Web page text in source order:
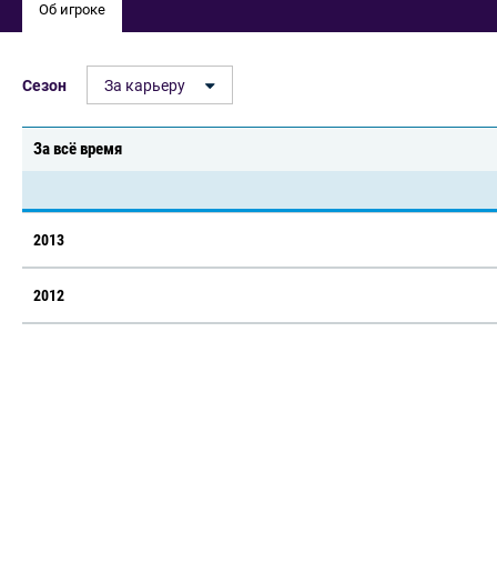
Об игроке
Сезон За карьеру
За всё время
2013
2012